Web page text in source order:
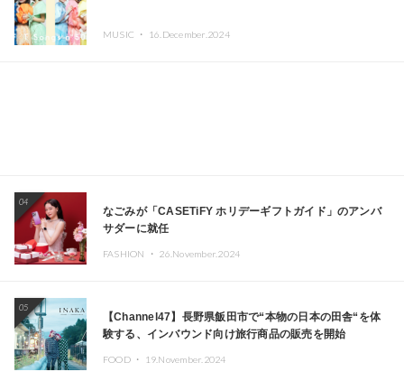
MUSIC ・ 16.December.2024
04
なごみが「CASETiFY ホリデーギフトガイド」のアンバ
サダーに就任
FASHION ・ 26.November.2024
05
【Channel47】長野県飯田市で“本物の日本の田舎“を体
験する、インバウンド向け旅行商品の販売を開始
FOOD ・ 19.November.2024